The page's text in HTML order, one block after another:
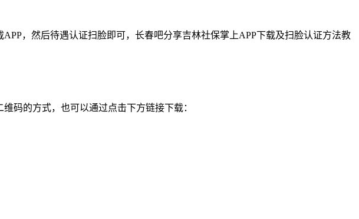
，然后待遇认证扫脸即可，长春吧分享吉林社保掌上APP下载及扫脸认证方法教
码的方式，也可以通过点击下方链接下载：